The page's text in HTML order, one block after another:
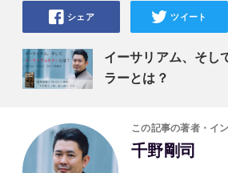
イーサリアム、そし
ラーとは？
シェア ツイート
この記事の著者・イ
千野剛司